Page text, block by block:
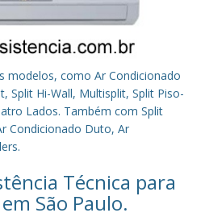
modelos, como Ar Condicionado
Split Hi-Wall, Multisplit, Split Piso-
Lados. Também com Split
Condicionado Duto, Ar
Técnica para
São Paulo.